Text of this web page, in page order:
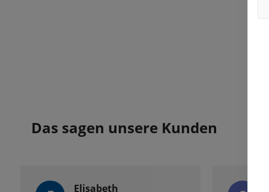
Das sagen unsere Kunden
Elisabeth